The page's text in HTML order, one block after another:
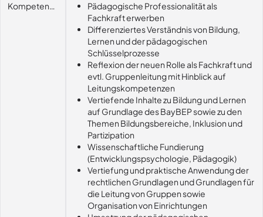
Kompetenzerwerb
Pädagogische Professionalität als
Fachkraft erwerben
Differenziertes Verständnis von Bildung,
Lernen und der pädagogischen
Schlüsselprozesse
Reflexion der neuen Rolle als Fachkraft und
evtl. Gruppenleitung mit Hinblick auf
Leitungskompetenzen
Vertiefende Inhalte zu Bildung und Lernen
auf Grundlage des BayBEP sowie zu den
Themen Bildungsbereiche, Inklusion und
Partizipation
Wissenschaftliche Fundierung
(Entwicklungspsychologie, Pädagogik)
Vertiefung und praktische Anwendung der
rechtlichen Grundlagen und Grundlagen für
die Leitung von Gruppen sowie
Organisation von Einrichtungen